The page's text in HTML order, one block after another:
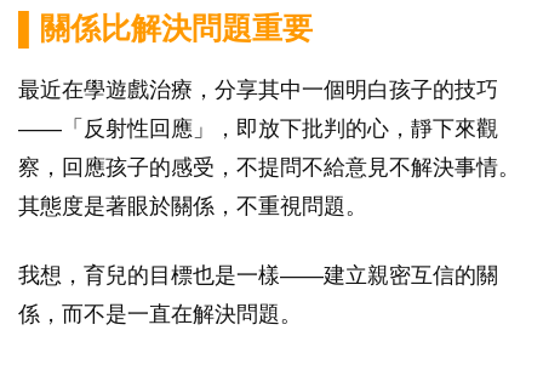
▌關係比解決問題重要
最近在學遊戲治療，分享其中一個明白孩子的技巧
——「反射性回應」，即放下批判的心，靜下來觀
察，回應孩子的感受，不提問不給意見不解決事情。
其態度是著眼於關係，不重視問題。
我想，育兒的目標也是一樣——建立親密互信的關
係，而不是一直在解決問題。